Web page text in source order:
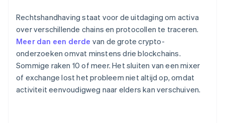
Rechtshandhaving staat voor de uitdaging om activa
over verschillende chains en protocollen te traceren.
Meer dan een derde van de grote crypto-
onderzoeken omvat minstens drie blockchains.
Sommige raken 10 of meer. Het sluiten van een mixer
of exchange lost het probleem niet altijd op, omdat
activiteit eenvoudigweg naar elders kan verschuiven.